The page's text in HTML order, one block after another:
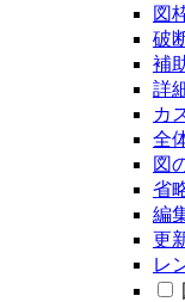
図
破
補
詳
カ
全
図
省
編
更
レ